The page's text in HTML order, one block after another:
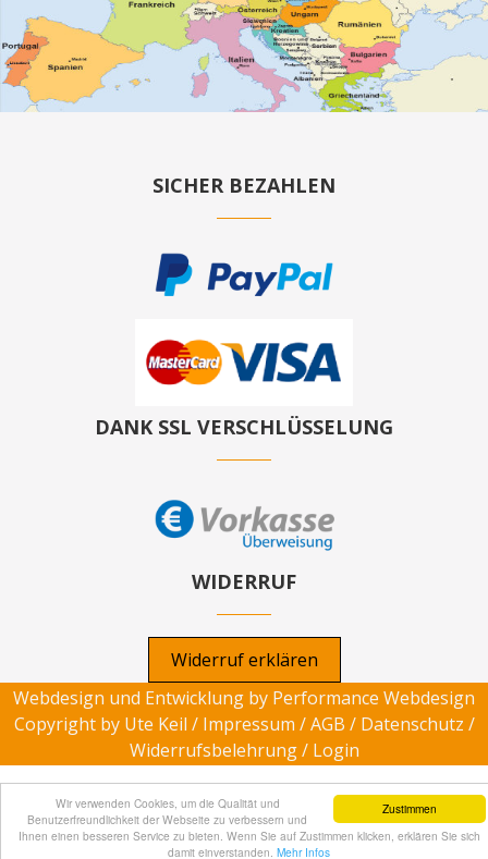
Zustimmen
Wir verwenden Cookies, um die Qualität und
Benutzerfreundlichkeit der Webseite zu verbessern und
Ihnen einen besseren Service zu bieten. Wenn Sie auf Zustimmen klicken, erklären Sie sich
damit einverstanden. Mehr Infos
SICHER BEZAHLEN
DANK SSL VERSCHLÜSSELUNG
WIDERRUF
Widerruf erklären
Webdesign und Entwicklung by Performance Webdesign
Copyright by Ute Keil / Impressum /AGB / Datenschutz /
Widerrufsbelehrung/ Login